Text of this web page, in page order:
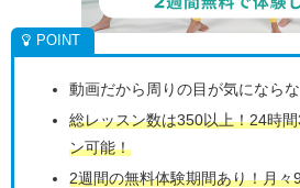
動画だから周りの目が気にならな
総レッスン数は350以上！24時
ン可能！
2週間の無料体験期間あり！月々